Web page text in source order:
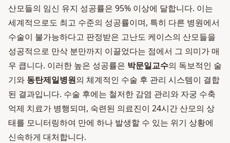
산모들의 임신 유지 성공률은 95% 이상에 달합니다. 이는
세계적으로도 최고 수준의 성공률이며, 특히 다른 병원에서
수술이 불가능하다고 판정받은 고난도 케이스의 산모들을
성공적으로 만삭 분만까지 이끌었다는 점에서 그 의미가 매
우 큽니다. 이러한 높은 성공률은 박문일교수의 독보적인 술
기와 동탄제일병원의 체계적인 수술 후 관리 시스템이 결합
된 결과입니다. 수술 후에는 철저한 감염 관리와 자궁 수축
억제 치료가 병행되며, 숙련된 의료진이 24시간 산모의 상
태를 모니터링하여 만에 하나 발생할 수 있는 위기 상황에
신속하게 대처합니다.